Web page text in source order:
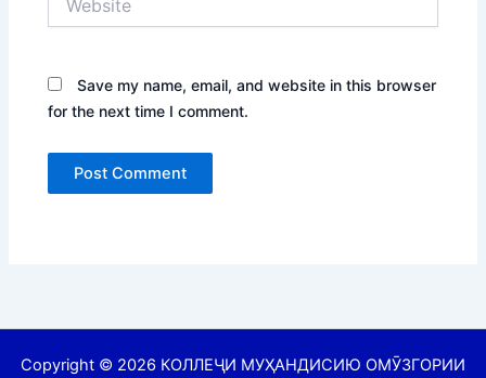
Save my name, email, and website in this browser
for the next time I comment.
Copyright © 2026 КОЛЛЕҶИ МУҲАНДИСИЮ ОМӮЗГОРИИ